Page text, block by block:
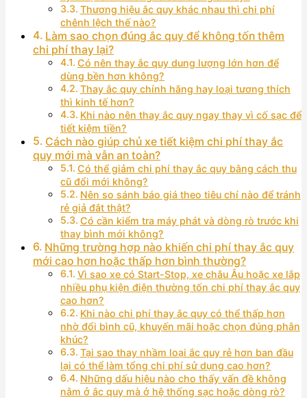
Thương hiệu ắc quy khác nhau thì chi phí
chênh lệch thế nào?
Làm sao chọn đúng ắc quy để không tốn thêm
chi phí thay lại?
Có nên thay ắc quy dung lượng lớn hơn để
dùng bền hơn không?
Thay ắc quy chính hãng hay loại tương thích
thì kinh tế hơn?
Khi nào nên thay ắc quy ngay thay vì cố sạc để
tiết kiệm tiền?
Cách nào giúp chủ xe tiết kiệm chi phí thay ắc
quy mới mà vẫn an toàn?
Có thể giảm chi phí thay ắc quy bằng cách thu
cũ đổi mới không?
Nên so sánh báo giá theo tiêu chí nào để tránh
rẻ giả đắt thật?
Có cần kiểm tra máy phát và dòng rò trước khi
thay bình mới không?
Những trường hợp nào khiến chi phí thay ắc quy
mới cao hơn hoặc thấp hơn bình thường?
Vì sao xe có Start-Stop, xe châu Âu hoặc xe lắp
nhiều phụ kiện điện thường tốn chi phí thay ắc quy
cao hơn?
Khi nào chi phí thay ắc quy có thể thấp hơn
nhờ đổi bình cũ, khuyến mãi hoặc chọn đúng phân
khúc?
Tại sao thay nhầm loại ắc quy rẻ hơn ban đầu
lại có thể làm tổng chi phí sử dụng cao hơn?
Những dấu hiệu nào cho thấy vấn đề không
nằm ở ắc quy mà ở hệ thống sạc hoặc dòng rò?